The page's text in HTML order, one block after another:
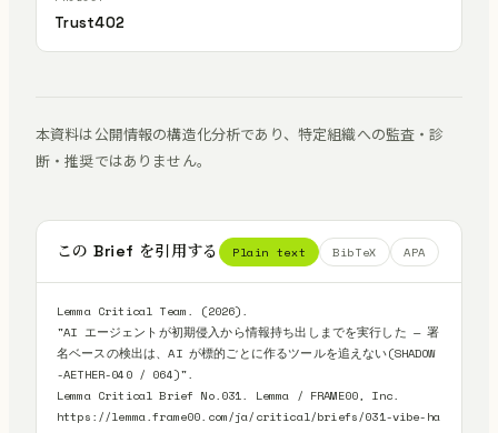
Trust402
本資料は公開情報の構造化分析であり、特定組織への監査・診
断・推奨ではありません。
この Brief を引用する Plain text BibTeX APA
Lemma Critical Team. (2026).
"AI エージェントが初期侵入から情報持ち出しまでを実行した — 署
名ベースの検出は、AI が標的ごとに作るツールを追えない(SHADOW
-AETHER-040 / 064)".
Lemma Critical Brief No.031. Lemma / FRAME00, Inc.
https://lemma.frame00.com/ja/critical/briefs/031-vibe-ha